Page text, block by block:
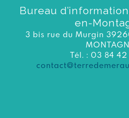
Bureau
en-
3 bis rue du Murgin
Tél. : 03 84 42